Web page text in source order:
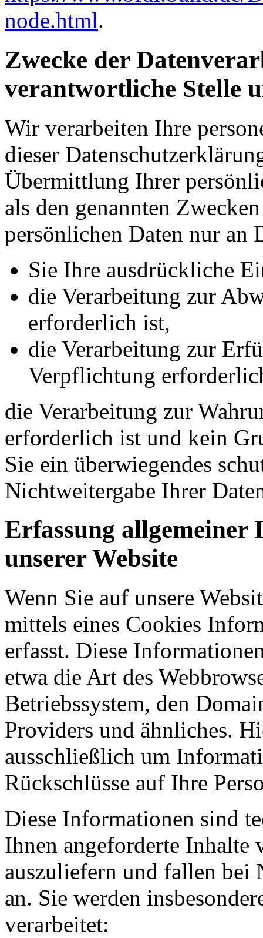
node.html.
Zwecke der
verantwortliche Stelle
Wir verarbeiten Ihre
dieser
Übermittlung Ihrer
als den genannten
persönlichen Daten nur an
Sie Ihre ausdrückliche
die Verarbeitung zur
erforderlich ist,
die Verarbeitung zur
Verpflichtung
die Verarbeitung zur
erforderlich ist und kein
Sie ein überwiegendes
Nichtweitergabe Ihrer
Erfassung allgemeiner
unserer Website
Wenn Sie auf unsere
mittels eines Cookies
erfasst. Diese
etwa die Art des
Betriebssystem, den
Providers und ähnliches.
ausschließlich um
Rückschlüsse auf Ihre
Diese Informationen sind
Ihnen angeforderte Inhalte
auszuliefern und fallen bei
an. Sie werden
verarbeitet: